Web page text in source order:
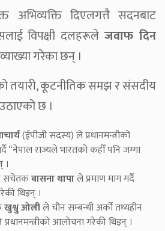
अभिव्यक्ति दिएलगत्तै सदनबाट
विपक्षी दलहरूलेजवाफ दिन
गरेका छन् ।
तयारी, कूटनीतिक समझ र संसदीय
उठाएको छ ।
(ईपीजी सदस्य) ले प्रधानमन्त्रीको
“नेपाल राज्यले भारतको कहीँ पनि जग्गा
।
सचेतकबासना थापाले प्रमाण माग गर्दै
थिइन् ।
खुश्वु ओलीले चीन सम्बन्धी अर्को तथ्यहीन
आलोचना गरेकी थिइन् ।